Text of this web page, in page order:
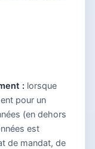
: lorsque
pour un
(en dehors
est
de mandat, de